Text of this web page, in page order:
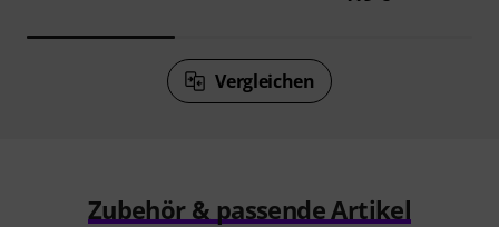
Vergleichen
Zubehör & passende Artikel